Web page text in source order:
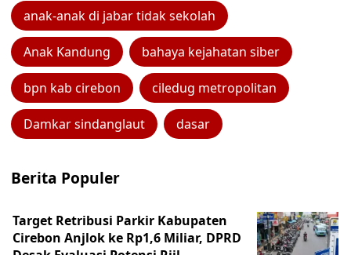
anak-anak di jabar tidak sekolah
Anak Kandung bahaya kejahatan siber
bpn kab cirebon ciledug metropolitan
Damkar sindanglaut dasar
Berita Populer
Target Retribusi Parkir Kabupaten
Cirebon Anjlok ke Rp1,6 Miliar, DPRD